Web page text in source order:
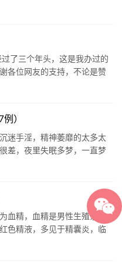
不知道sy的危害有这么大，
了三个年头，这是我办过的
各位网友的支持，不论是赞
，没有大家的支持，我是真…
）
迷手淫，精神萎靡的太多太
差，夜里失眠多梦，一直梦
眼圈，肾可能有点虚，有谁
血精，血精是男性生殖系统
色精液，多见于精囊炎，临
恣情纵欲，房事不节及手淫